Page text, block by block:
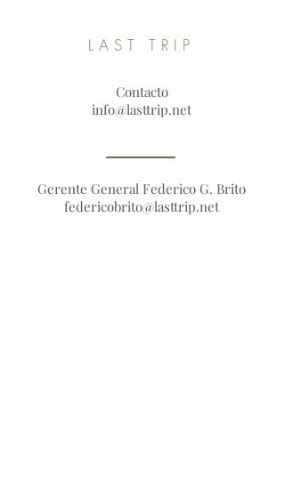
LAST TRIP
Contacto
info@lasttrip.net
Gerente General Federico G. Brito
federicobrito@lasttrip.net